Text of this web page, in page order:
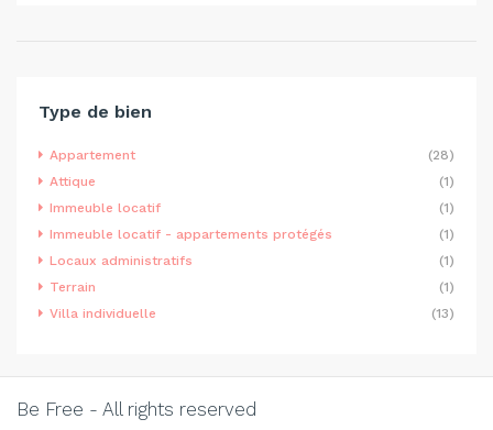
Type de bien
Appartement
(28)
Attique
(1)
Immeuble locatif
(1)
Immeuble locatif - appartements protégés
(1)
Locaux administratifs
(1)
Terrain
(1)
Villa individuelle
(13)
Be Free - All rights reserved